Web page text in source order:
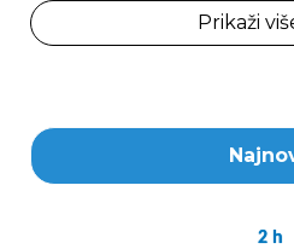
Prikaži
2 h